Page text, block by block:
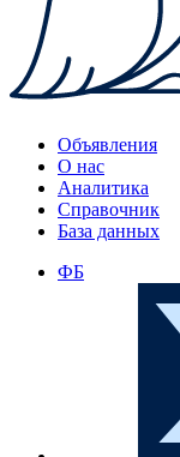
Объявления
О нас
Аналитика
Справочник
База данных
ФБ